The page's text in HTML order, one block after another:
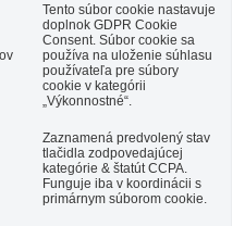
Tento súbor cookie nastavuje
doplnok GDPR Cookie
Consent. Súbor cookie sa
používa na uloženie súhlasu
používateľa pre súbory
cookie v kategórii
„Výkonnostné“.
Zaznamená predvolený stav
tlačidla zodpovedajúcej
kategórie & štatút CCPA.
Funguje iba v koordinácii s
primárnym súborom cookie.